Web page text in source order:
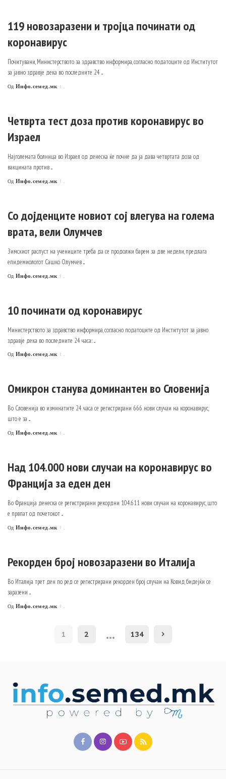
119 новозаразени и тројца починати од
коронавирус
Почитувани, Министерството за здравство информира, согласно податоците од Институтот
за јавно здравје дека во последните 24 ...
Posted
Од Инфо.семед.мк .
Четврта тест доза против коронавирус во
Израел
Најголемата болница во Израел од денеска ќе почне да ја дава четвртата доза од
вакцината против...
Posted
Од Инфо.семед.мк .
Со дојденците новиот сој влегува на голема
врата, вели Олумчев
Зимскиот распуст на учениците треба да се продолжи барем за две недели, предлага
епидемиологот Сашко Олумчев...
Posted
Од Инфо.семед.мк
10 починати од коронавирус
Министерството за здравство информира, согласно податоците од Институтот за јавно
здравје дека во последните 24 часа:...
Posted
Од Инфо.семед.мк .
Омикрон станува доминантен во Словенија
Во Словенија во изминатите 24 часа се регистрирани 666 нови случаи на коронавирус,
што е за ...
Posted
Од Инфо.семед.мк .
Над 104.000 нови случаи на коронавирус во
Франција за еден ден
Во Франција денеска се регистрирани рекордни 104.611 нови случаи на коронавирус, што
е првпат од почетокот...
Posted
Од Инфо.семед.мк .
Рекорден број новозаразени во Италија
Во Италија трет ден по ред се регистрирани рекорден број случаи на Ковид, бидејќи се
заразени ...
Posted
Од Инфо.семед.мк
1 2 … 134